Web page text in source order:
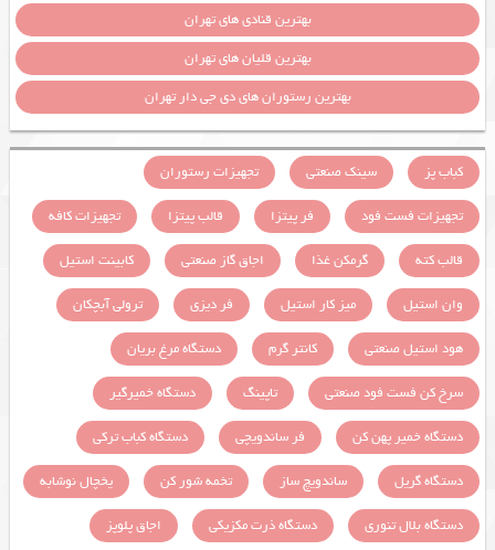
بهترین قنادی های تهران
بهترین قلیان های تهران
بهترین رستوران های دی جی دار تهران
کباب پز سینک صنعتی
تجهیزات رستوران
تجهیزات فست فود
فر پیتزا قالب پیتزا
تجهیزات کافه
قالب کته
گرمکن غذا اجاق گاز صنعتی
کابینت استیل
وان استیل
میز کار استیل فر دیزی
ترولی آبچکان
هود استیل صنعتی
کانتر گرم
دستگاه مرغ بریان
سرخ کن فست فود صنعتی
تاپینگ
دستگاه خمیرگیر
دستگاه خمیر پهن کن
فر ساندویچی
دستگاه کباب ترکی
دستگاه گریل
ساندویچ ساز تخمه شور کن
یخچال نوشابه
دستگاه بلال تنوری
دستگاه ذرت مکزیکی اجاق پلوپز